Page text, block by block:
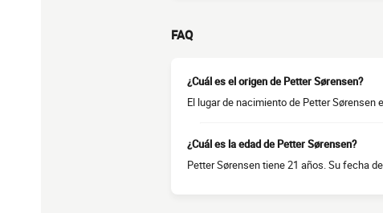
FAQ
¿Cuál es el origen de Petter Sørensen?
El lugar de nacimiento de Petter Sørensen
¿Cuál es la edad de Petter Sørensen?
Petter Sørensen tiene 21 años. Su fecha